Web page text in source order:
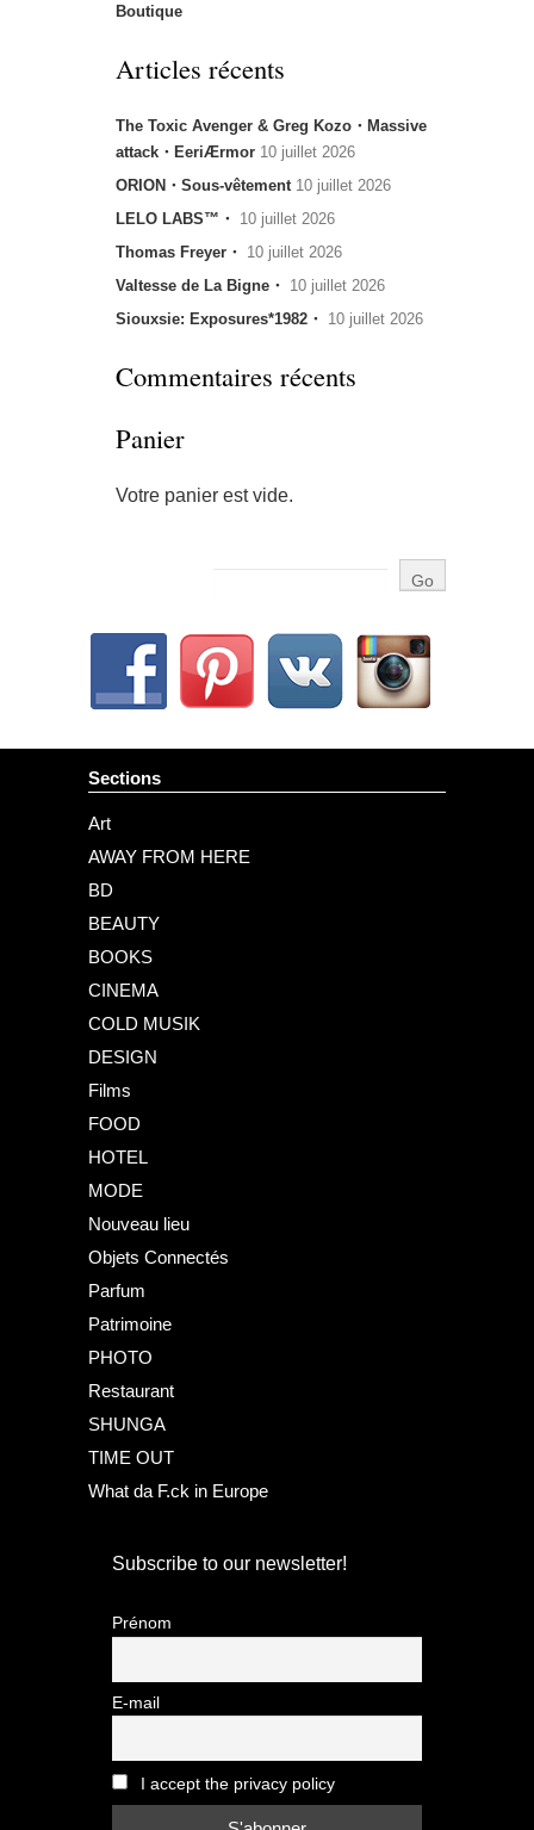
Boutique
Articles récents
The Toxic Avenger & Greg Kozo・Massive
attack・EeriÆrmor 10 juillet 2026
ORION・Sous-vêtement 10 juillet 2026
LELO LABS™・ 10 juillet 2026
Thomas Freyer・ 10 juillet 2026
Valtesse de La Bigne・ 10 juillet 2026
Siouxsie: Exposures*1982・ 10 juillet 2026
Commentaires récents
Panier
Votre panier est vide.
Sections
Art
AWAY FROM HERE
BD
BEAUTY
BOOKS
CINEMA
COLD MUSIK
DESIGN
Films
FOOD
HOTEL
MODE
Nouveau lieu
Objets Connectés
Parfum
Patrimoine
PHOTO
Restaurant
SHUNGA
TIME OUT
What da F.ck in Europe
Subscribe to our newsletter!
Prénom
E-mail
I accept the privacy policy